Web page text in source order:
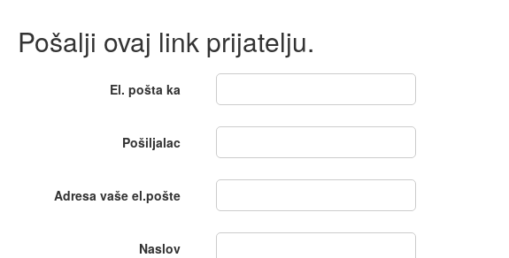
Pošalji ovaj link prijatelju.
El. pošta ka
Pošiljalac
Adresa vaše el.pošte
Naslov